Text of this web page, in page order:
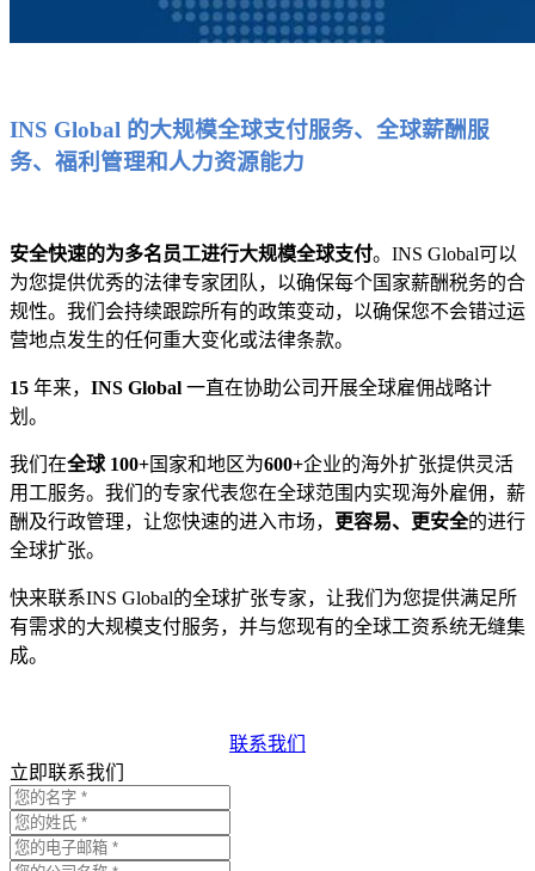
INS Global 的大规模全球支付服务、全球薪酬服
务、福利管理和人力资源能力
安全快速的为多名员工进行大规模全球支付。INS Global可以
为您提供优秀的法律专家团队，以确保每个国家薪酬税务的合
规性。我们会持续跟踪所有的政策变动，以确保您不会错过运
营地点发生的任何重大变化或法律条款。
15 年来， INS Global 一直在协助公司开展全球雇佣战略计
划。
我们在全球 100+国家和地区为600+企业的海外扩张提供灵活
用工服务。我们的专家代表您在全球范围内实现海外雇佣，薪
酬及行政管理，让您快速的进入市场，
更容易、更安全的进行
全球扩张。
快来联系INS Global的全球扩张专家，让我们为您提供满足所
有需求的大规模支付服务，并与您现有的全球工资系统无缝集
成。
联系我们
立即联系我们